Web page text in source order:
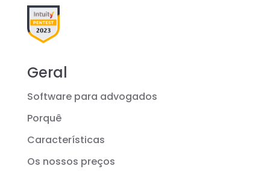
Geral
Software para advogados
Porquê
Características
Os nossos preços